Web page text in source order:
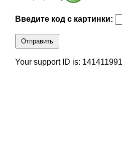
Введите код с картинки:
Отправить
Your support ID is: